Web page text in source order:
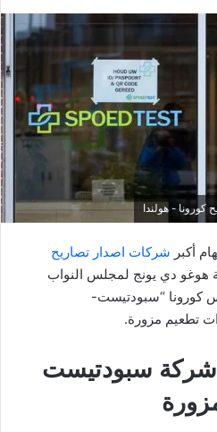
- هولندا
أكبر شركات اصدار تصاريح
هوغو دي يونج لمجلس النواب
كورونا “سبودتيست-
شركة سبودتيست